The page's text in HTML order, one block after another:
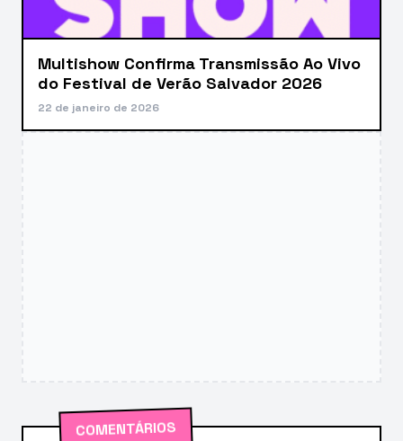
Multishow Confirma Transmissão Ao Vivo
do Festival de Verão Salvador 2026
22 de janeiro de 2026
COMENTÁRIOS